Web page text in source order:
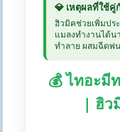
💎 เหตุผลที่ใช้คู่
ฮิวมิคช่วยเพิ่มปร
แมลงทำงานได้
ทำลาย ผสมฉีดพ่
💰 ไทอะมี
| ฮิว